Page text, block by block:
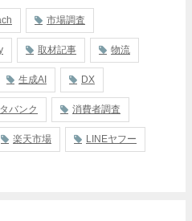
市場調査
取材記事 物流
生成AI DX
バンク 消費者調査
楽天市場 LINEヤフー